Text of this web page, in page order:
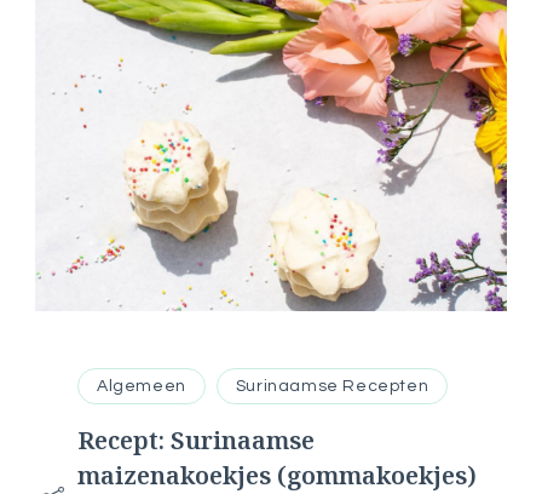
Algemeen Surinaamse Recepten
Recept: Surinaamse
maizenakoekjes (gommakoekjes)